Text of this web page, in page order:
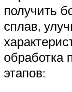
получить
сплав,
обработка
этапов: